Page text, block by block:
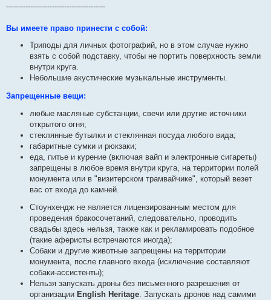
-----------------------------------------
Вы имеете право принести с собой:
Триподы для личных фотографий, но в этом случае нужно
взять с собой подставку, чтобы не портить поверхность земли
внутри круга.
Небольшие акустические музыкальные инструменты.
Запрещенные вещи:
любые масляные субстанции, свечи или другие источники
открытого огня;
стеклянные бутылки и стеклянная посуда любого вида;
габаритные сумки и рюкзаки;
еда, питье и курение (включая вайп и электронные сигареты)
запрещены в любое время внутри круга, на территории полей
монумента или в "визитерском трамвайчике", который везет
вас от входа до камней.
Стоунхендж не является лицензированным местом для
проведения бракосочетаний, следовательно, проводить
свадьбы здесь нельзя, также как и рекламировать подобное
(такие аферисты встречаются иногда);
Собаки и другие животные запрещены на территории
монумента, после главного входа (исключение составляют
собаки-ассистенты);
Нельзя запускать дроны без письменного разрешения от
организации English Heritage. Запускать дронов над самими